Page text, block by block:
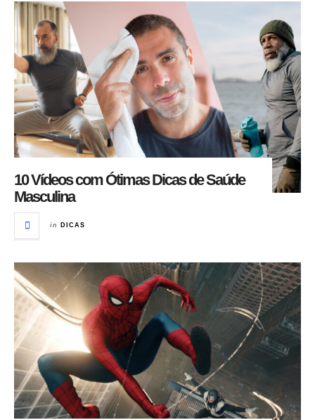
10 Vídeos com Ótimas Dicas de Saúde
Masculina
in DICAS